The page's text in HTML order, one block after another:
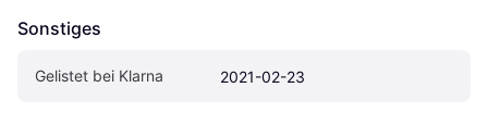
Sonstiges
Gelistet bei Klarna 2021-02-23